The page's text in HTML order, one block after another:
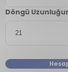
Döngü